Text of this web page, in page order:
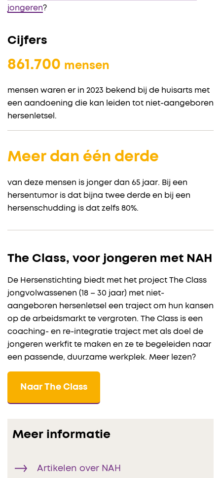
jongeren?
Cijfers
861.700 mensen
mensen waren er in 2023 bekend bij de huisarts met
een aandoening die kan leiden tot niet-aangeboren
hersenletsel.
Meer dan één derde
van deze mensen is jonger dan 65 jaar. Bij een
hersentumor is dat bijna twee derde en bij een
hersenschudding is dat zelfs 80%.
The Class, voor jongeren met NAH
De Hersenstichting biedt met het project The Class
jongvolwassenen (18 – 30 jaar) met niet-
aangeboren hersenletsel een traject om hun kansen
op de arbeidsmarkt te vergroten. The Class is een
coaching- en re-integratie traject met als doel de
jongeren werkfit te maken en ze te begeleiden naar
een passende, duurzame werkplek. Meer lezen?
Naar The Class
Meer informatie
Artikelen over NAH